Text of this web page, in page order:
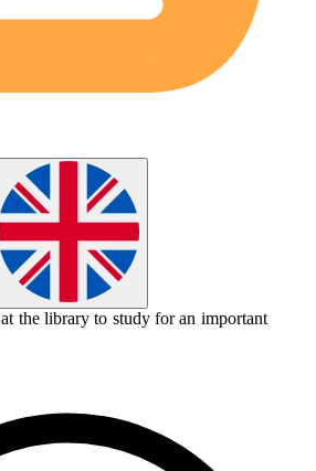
at the library to study for an important